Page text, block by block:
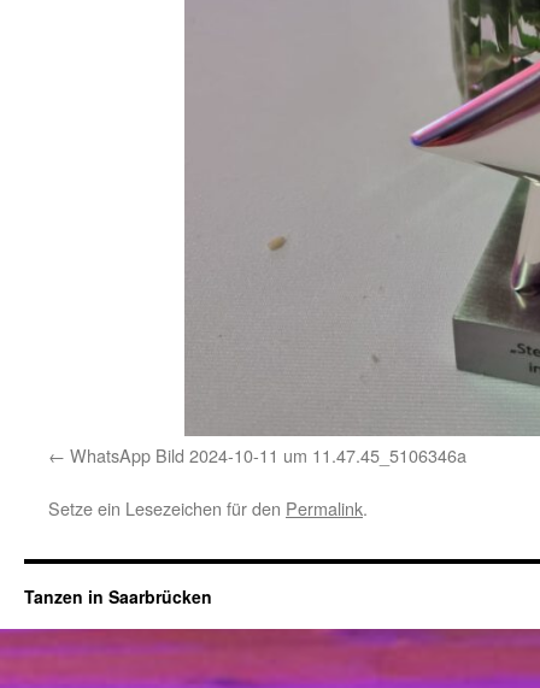
WhatsApp Bild 2024-10-11 um 11.47.45_5106346a
Setze ein Lesezeichen für den Permalink.
Tanzen in Saarbrücken